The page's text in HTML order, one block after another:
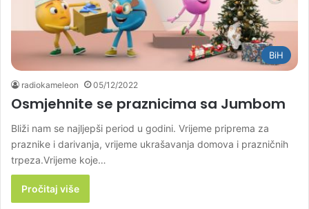
BiH
radiokameleon 05/12/2022
Osmjehnite se praznicima sa Jumbom
Bliži nam se najljepši period u godini. Vrijeme priprema za
praznike i darivanja, vrijeme ukrašavanja domova i prazničnih
trpeza.Vrijeme koje…
Pročitaj više